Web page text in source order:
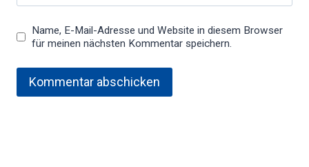
Name, E-Mail-Adresse und Website in diesem Browser
für meinen nächsten Kommentar speichern.